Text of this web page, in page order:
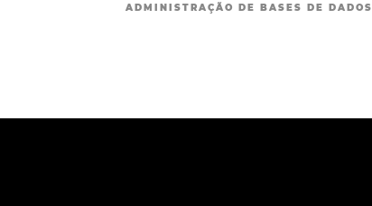
ADMINISTRAÇÃO DE BASES DE DADOS